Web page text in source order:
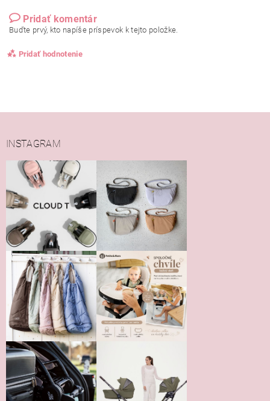
Pridať komentár
Buďte prvý, kto napíše príspevok k tejto položke.
Pridať hodnotenie
Vložením hodnotenie súhlasíte s
podmienkami ochrany
osobných údajov
INSTAGRAM